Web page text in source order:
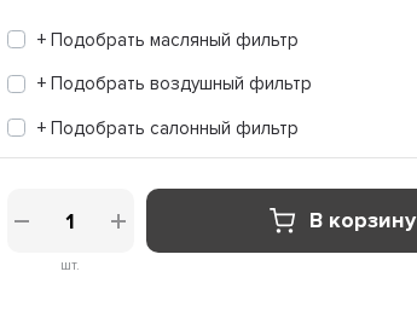
+ Подобрать масляный фильтр
+ Подобрать воздушный фильтр
+ Подобрать салонный фильтр
шт.
В корзину